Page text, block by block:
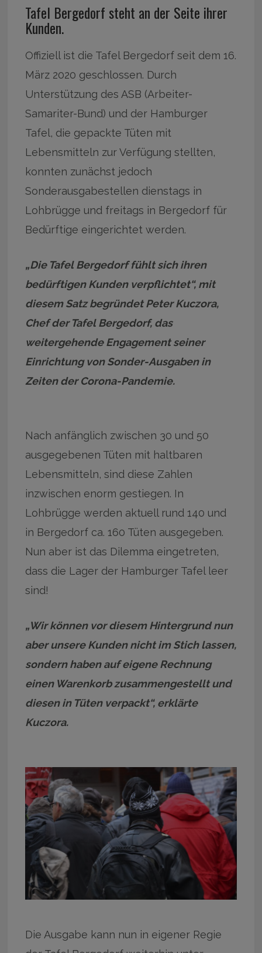
Tafel Bergedorf steht an der Seite ihrer
Kunden.
Offiziell ist die Tafel Bergedorf seit dem 16.
März 2020 geschlossen. Durch
Unterstützung des ASB (Arbeiter-
Samariter-Bund) und der Hamburger
Tafel, die gepackte Tüten mit
Lebensmitteln zur Verfügung stellten,
konnten zunächst jedoch
Sonderausgabestellen dienstags in
Lohbrügge und freitags in Bergedorf für
Bedürftige eingerichtet werden.
„Die Tafel Bergedorf fühlt sich ihren
bedürftigen Kunden verpflichtet“, mit
diesem Satz begründet Peter Kuczora,
Chef der Tafel Bergedorf, das
weitergehende Engagement seiner
Einrichtung von Sonder-Ausgaben in
Zeiten der Corona-Pandemie.
Nach anfänglich zwischen 30 und 50
ausgegebenen Tüten mit haltbaren
Lebensmitteln, sind diese Zahlen
inzwischen enorm gestiegen. In
Lohbrügge werden aktuell rund 140 und
in Bergedorf ca. 160 Tüten ausgegeben.
Nun aber ist das Dilemma eingetreten,
dass die Lager der Hamburger Tafel leer
sind!
„Wir können vor diesem Hintergrund nun
aber unsere Kunden nicht im Stich lassen,
sondern haben auf eigene Rechnung
einen Warenkorb zusammengestellt und
diesen in Tüten verpackt“, erklärte
Kuczora.
Die Ausgabe kann nun in eigener Regie